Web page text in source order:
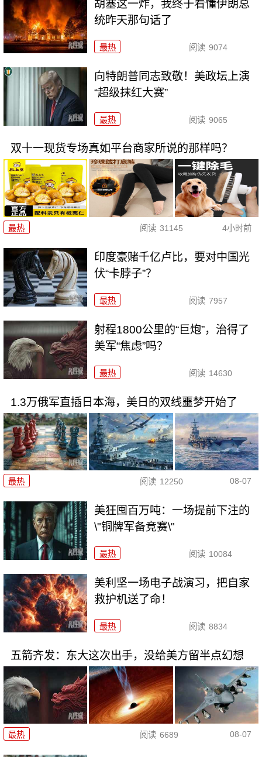
胡塞这一炸，我终于看懂伊朗总
统昨天那句话了
最热 阅读 9074
向特朗普同志致敬！美政坛上演
“超级抹红大赛”
最热 阅读 9065
双十一现货专场真如平台商家所说的那样吗？
最热 阅读 31145 4小时前
印度豪赌千亿卢比，要对中国光
伏“卡脖子”？
最热 阅读 7957
射程1800公里的“巨炮”，治得了
美军“焦虑”吗？
最热 阅读 14630
1.3万俄军直插日本海，美日的双线噩梦开始了
最热 阅读 12250 08-07
美狂囤百万吨：一场提前下注的
\"铜牌军备竞赛\"
最热 阅读 10084
美利坚一场电子战演习，把自家
救护机送了命！
最热 阅读 8834
五箭齐发：东大这次出手，没给美方留半点幻想
最热 阅读 6689 08-07